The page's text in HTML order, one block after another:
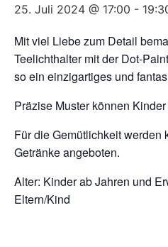
25. Juli 2024 @ 17:00 -
Mit viel Liebe zum Detail
Teelichthalter mit der Dot-
so ein einzigartiges und
Präzise Muster können
Für die Gemütlichkeit werden
Getränke angeboten.
Alter: Kinder ab Jahren und
Eltern/Kind